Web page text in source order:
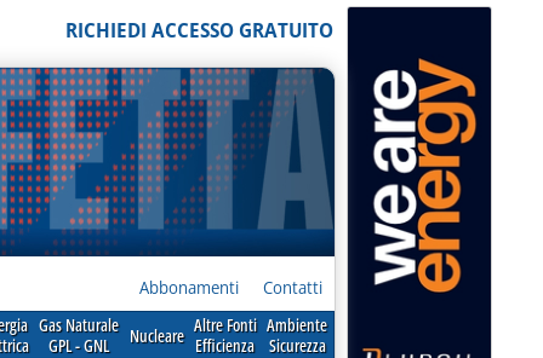
RICHIEDI ACCESSO GRATUITO
Abbonamenti Contatti
Gas Naturale
GPL - GNL
Nucleare Altre Fonti
Efficienza
Ambiente
Sicurezza